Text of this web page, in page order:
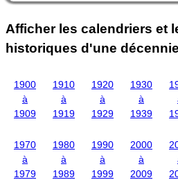
Afficher les calendriers et
historiques d'une
1900
à
1909
1910
à
1919
1920
à
1929
1930
à
1939
1970
à
1979
1980
à
1989
1990
à
1999
2000
à
2009